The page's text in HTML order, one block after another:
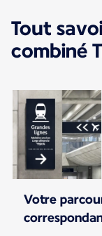
Tout
combiné
Votre